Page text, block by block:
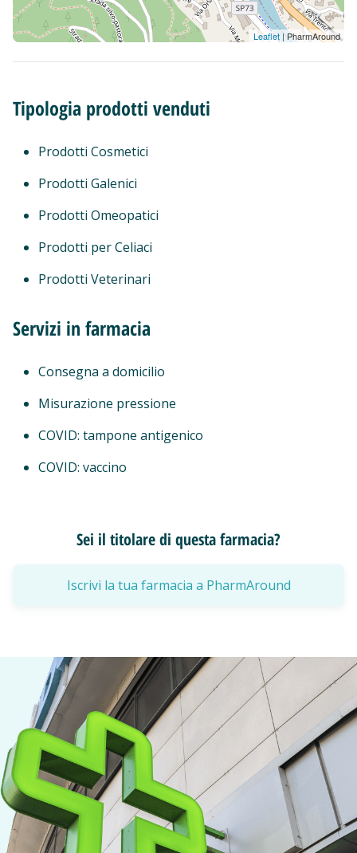
Leaflet | PharmAround
Tipologia prodotti venduti
Prodotti Cosmetici
Prodotti Galenici
Prodotti Omeopatici
Prodotti per Celiaci
Prodotti Veterinari
Servizi in farmacia
Consegna a domicilio
Misurazione pressione
COVID: tampone antigenico
COVID: vaccino
Sei il titolare di questa farmacia?
Iscrivi la tua farmacia a PharmAround